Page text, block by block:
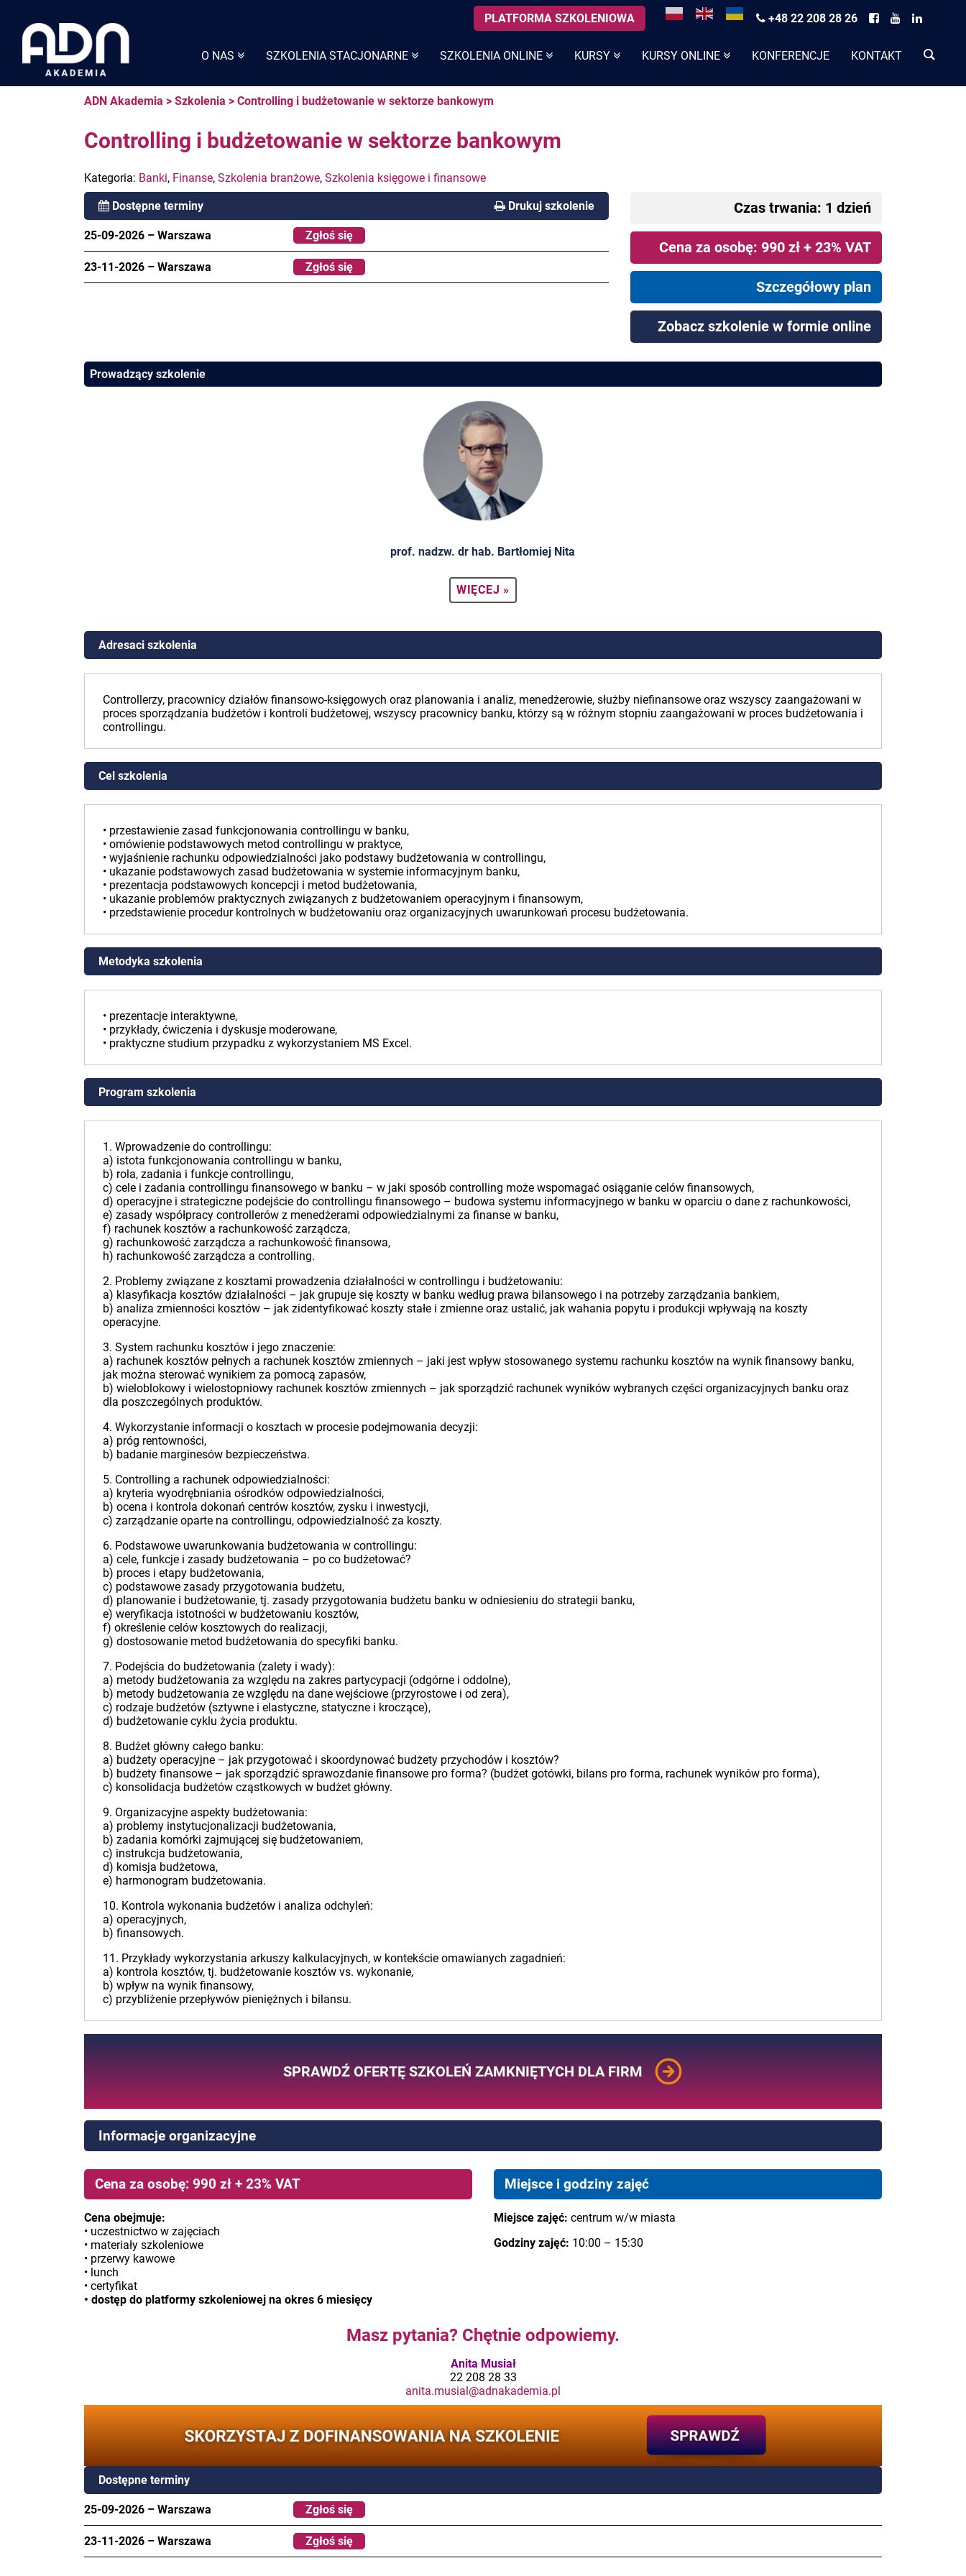
O NAS SZKOLENIA STACJONARNE SZKOLENIA ONLINE KURSY KURSY ONLINE KONFERENCJE KONTAKT
content
PLATFORMA SZKOLENIOWA +48 22 208 28 26
ADN Akademia > Szkolenia > Controlling i budżetowanie w sektorze bankowym
Controlling i budżetowanie w sektorze bankowym
Kategoria: Banki, Finanse, Szkolenia branżowe, Szkolenia księgowe i finansowe
Dostępne terminy Drukuj szkolenie
25-09-2026 – Warszawa Zgłoś się
23-11-2026 – Warszawa Zgłoś się
Czas trwania: 1 dzień
Cena za osobę: 990 zł + 23% VAT
Szczegółowy plan
Zobacz szkolenie w formie online
Prowadzący szkolenie
prof. nadzw. dr hab. Bartłomiej Nita
WIĘCEJ »
Adresaci szkolenia
Controllerzy, pracownicy działów finansowo-księgowych oraz planowania i analiz, menedżerowie, służby niefinansowe oraz wszyscy zaangażowani w
proces sporządzania budżetów i kontroli budżetowej, wszyscy pracownicy banku, którzy są w różnym stopniu zaangażowani w proces budżetowania i
controllingu.
Cel szkolenia
• przestawienie zasad funkcjonowania controllingu w banku,
• omówienie podstawowych metod controllingu w praktyce,
• wyjaśnienie rachunku odpowiedzialności jako podstawy budżetowania w controllingu,
• ukazanie podstawowych zasad budżetowania w systemie informacyjnym banku,
• prezentacja podstawowych koncepcji i metod budżetowania,
• ukazanie problemów praktycznych związanych z budżetowaniem operacyjnym i finansowym,
• przedstawienie procedur kontrolnych w budżetowaniu oraz organizacyjnych uwarunkowań procesu budżetowania.
Metodyka szkolenia
• prezentacje interaktywne,
• przykłady, ćwiczenia i dyskusje moderowane,
• praktyczne studium przypadku z wykorzystaniem MS Excel.
Program szkolenia
1. Wprowadzenie do controllingu:
a) istota funkcjonowania controllingu w banku,
b) rola, zadania i funkcje controllingu,
c) cele i zadania controllingu finansowego w banku – w jaki sposób controlling może wspomagać osiąganie celów finansowych,
d) operacyjne i strategiczne podejście do controllingu finansowego – budowa systemu informacyjnego w banku w oparciu o dane z rachunkowości,
e) zasady współpracy controllerów z menedżerami odpowiedzialnymi za finanse w banku,
f) rachunek kosztów a rachunkowość zarządcza,
g) rachunkowość zarządcza a rachunkowość finansowa,
h) rachunkowość zarządcza a controlling.
2. Problemy związane z kosztami prowadzenia działalności w controllingu i budżetowaniu:
a) klasyfikacja kosztów działalności – jak grupuje się koszty w banku według prawa bilansowego i na potrzeby zarządzania bankiem,
b) analiza zmienności kosztów – jak zidentyfikować koszty stałe i zmienne oraz ustalić, jak wahania popytu i produkcji wpływają na koszty
operacyjne.
3. System rachunku kosztów i jego znaczenie:
a) rachunek kosztów pełnych a rachunek kosztów zmiennych – jaki jest wpływ stosowanego systemu rachunku kosztów na wynik finansowy banku,
jak można sterować wynikiem za pomocą zapasów,
b) wieloblokowy i wielostopniowy rachunek kosztów zmiennych – jak sporządzić rachunek wyników wybranych części organizacyjnych banku oraz
dla poszczególnych produktów.
4. Wykorzystanie informacji o kosztach w procesie podejmowania decyzji:
a) próg rentowności,
b) badanie marginesów bezpieczeństwa.
5. Controlling a rachunek odpowiedzialności:
a) kryteria wyodrębniania ośrodków odpowiedzialności,
b) ocena i kontrola dokonań centrów kosztów, zysku i inwestycji,
c) zarządzanie oparte na controllingu, odpowiedzialność za koszty.
6. Podstawowe uwarunkowania budżetowania w controllingu:
a) cele, funkcje i zasady budżetowania – po co budżetować?
b) proces i etapy budżetowania,
c) podstawowe zasady przygotowania budżetu,
d) planowanie i budżetowanie, tj. zasady przygotowania budżetu banku w odniesieniu do strategii banku,
e) weryfikacja istotności w budżetowaniu kosztów,
f) określenie celów kosztowych do realizacji,
g) dostosowanie metod budżetowania do specyfiki banku.
7. Podejścia do budżetowania (zalety i wady):
a) metody budżetowania za względu na zakres partycypacji (odgórne i oddolne),
b) metody budżetowania ze względu na dane wejściowe (przyrostowe i od zera),
c) rodzaje budżetów (sztywne i elastyczne, statyczne i kroczące),
d) budżetowanie cyklu życia produktu.
8. Budżet główny całego banku:
a) budżety operacyjne – jak przygotować i skoordynować budżety przychodów i kosztów?
b) budżety finansowe – jak sporządzić sprawozdanie finansowe pro forma? (budżet gotówki, bilans pro forma, rachunek wyników pro forma),
c) konsolidacja budżetów cząstkowych w budżet główny.
9. Organizacyjne aspekty budżetowania:
a) problemy instytucjonalizacji budżetowania,
b) zadania komórki zajmującej się budżetowaniem,
c) instrukcja budżetowania,
d) komisja budżetowa,
e) harmonogram budżetowania.
10. Kontrola wykonania budżetów i analiza odchyleń:
a) operacyjnych,
b) finansowych.
11. Przykłady wykorzystania arkuszy kalkulacyjnych, w kontekście omawianych zagadnień:
a) kontrola kosztów, tj. budżetowanie kosztów vs. wykonanie,
b) wpływ na wynik finansowy,
c) przybliżenie przepływów pieniężnych i bilansu.
SPRAWDŹ OFERTĘ SZKOLEŃ ZAMKNIĘTYCH DLA FIRM
Informacje organizacyjne
Cena za osobę: 990 zł + 23% VAT
Cena obejmuje:
• uczestnictwo w zajęciach
• materiały szkoleniowe
• przerwy kawowe
• lunch
• certyfikat
• dostęp do platformy szkoleniowej na okres 6 miesięcy
Miejsce i godziny zajęć
Miejsce zajęć: centrum w/w miasta
Godziny zajęć: 10:00 – 15:30
Masz pytania? Chętnie odpowiemy.
Anita Musiał
22 208 28 33
anita.musial@adnakademia.pl
Dostępne terminy
25-09-2026 – Warszawa Zgłoś się
23-11-2026 – Warszawa Zgłoś się